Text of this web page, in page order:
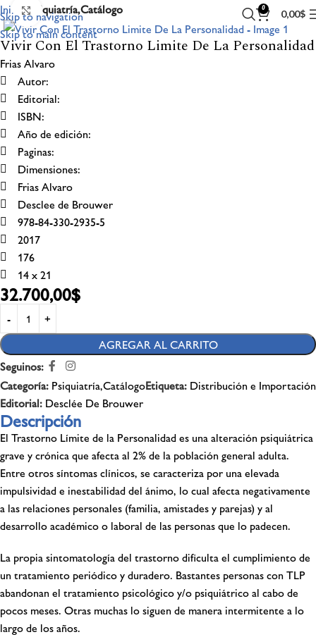
Skip to navigation
Skip to main content
0 0,00$
Inicio Psiquiatría,Catálogo
Click to enlarge
Vivir Con El Trastorno Limite De La Personalidad
Frias Alvaro
Autor:
Editorial:
ISBN:
Año de edición:
Paginas:
Dimensiones:
Frias Alvaro
Desclee de Brouwer
978-84-330-2935-5
2017
176
14 x 21
32.700,00$
AGREGAR AL CARRITO
Seguinos:
Categoría: Psiquiatría,CatálogoEtiqueta: Distribución e Importación
Editorial: Desclée De Brouwer
Descripción
El Trastorno Límite de la Personalidad es una alteración psiquiátrica
grave y crónica que afecta al 2% de la población general adulta.
Entre otros síntomas clínicos, se caracteriza por una elevada
impulsividad e inestabilidad del ánimo, lo cual afecta negativamente
a las relaciones personales (familia, amistades y parejas) y al
desarrollo académico o laboral de las personas que lo padecen.
La propia sintomatología del trastorno dificulta el cumplimiento de
un tratamiento periódico y duradero. Bastantes personas con TLP
abandonan el tratamiento psicológico y/o psiquiátrico al cabo de
pocos meses. Otras muchas lo siguen de manera intermitente a lo
largo de los años.